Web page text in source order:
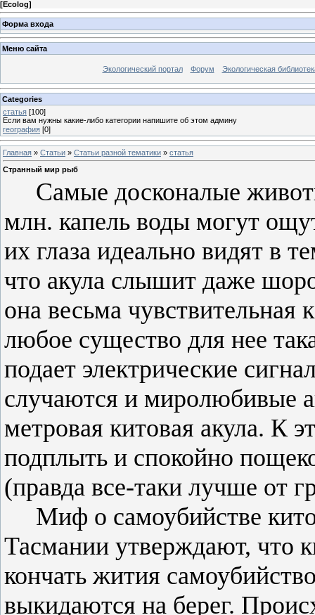
[Ecolog]
Форма входа
Меню сайта
Экологический портал Форум Экологическая
Categories
статья [100]
Если вам нужны какие-либо категории напишите об этом админу
география [0]
Главная » Статьи » Статьи разной тематики » статья
Странный мир рыб
Самые досконалые
млн. капель воды могут
их глаза идеально видят в
что акула слышит даже
она весьма чувствительная к
любое существо для нее
подает электрические
случаются и миролюбивые
метровая китовая акула. К
подплыть и спокойно
(правда все-таки лучше от
Миф о самоубийстве
Тасмании утверждают, что
кончать жития
выкидаются на берег.